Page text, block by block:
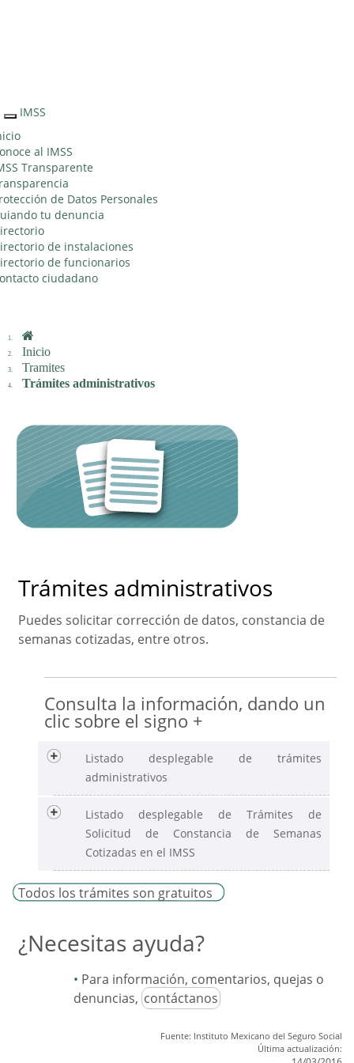
Interruptor
de
Navegación
IMSS
al IMSS
Transparente
de Datos Personales
tu denuncia
de instalaciones
de funcionarios
ciudadano
Inicio
Tramites
Trámites administrativos
Trámites administrativos
Puedes solicitar corrección de datos, constancia de
semanas cotizadas, entre otros.
Consulta la información, dando un
clic sobre el signo +
Listado desplegable de trámites
administrativos
Listado desplegable de Trámites de
Solicitud de Constancia de Semanas
Cotizadas en el IMSS
Todos los trámites son gratuitos
¿Necesitas ayuda?
Para información, comentarios, quejas o
denuncias,contáctanos
Fuente: Instituto Mexicano del Seguro Social
Última actualización: